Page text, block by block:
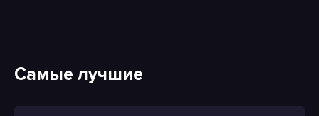
Самые лучшие